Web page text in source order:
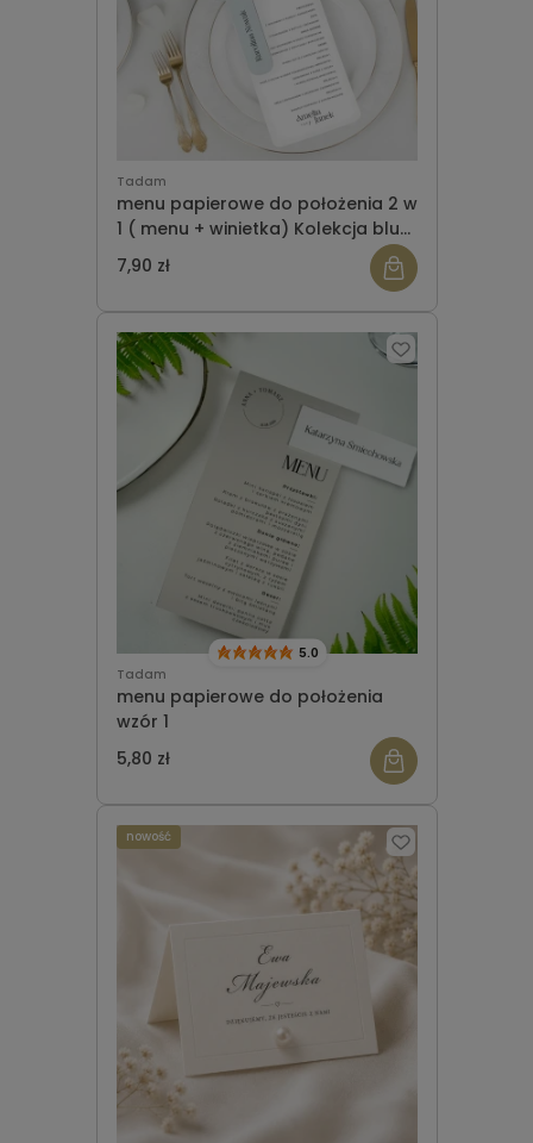
Tadam
menu papierowe do położenia 2 w
1 ( menu + winietka) Kolekcja blue
sky
7,90 zł
Tadam
menu papierowe do położenia
wzór 1
5.0
5,80 zł
nowość